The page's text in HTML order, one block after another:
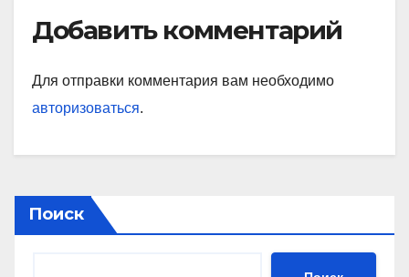
Добавить комментарий
Для отправки комментария вам необходимо
авторизоваться.
Поиск